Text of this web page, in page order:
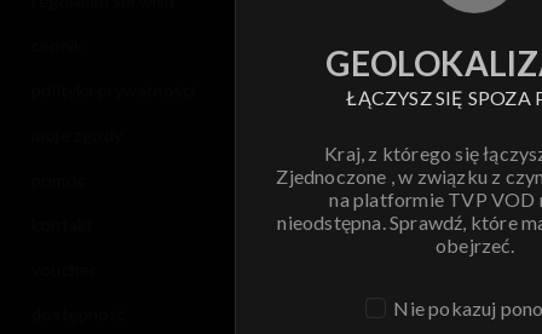
ŁĄCZYSZ SIĘ SPOZA
Kraj, z którego się
Zjednoczone , w związku z
na platformie TVP VOD
nieodstępna. Sprawdź, które
obejrzeć.
Nie pokazuj